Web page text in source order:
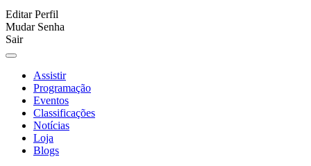
Editar Perfil
Mudar Senha
Sair
Assistir
Programação
Eventos
Classificações
Notícias
Loja
Blogs